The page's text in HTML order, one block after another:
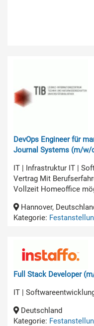
DevOps Engineer für
Journal Systems (m/w/
IT | Infrastruktur IT |
Vertrag Mit
Vollzeit Homeoffice
Hannover,
Kategorie:
Full Stack Developer
IT |
Deutschland
Kategorie: